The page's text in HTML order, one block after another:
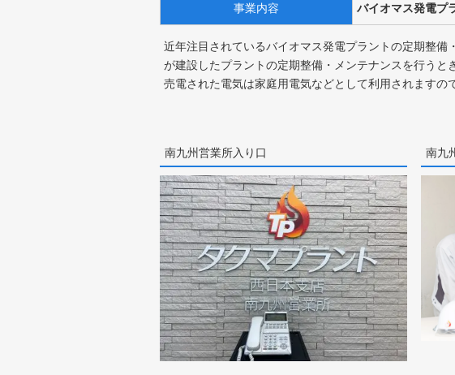
事業内容 バイオマス発電プ
近年注目されているバイオマス発電プラントの定期整備
が建設したプラントの定期整備・メンテナンスを行うと
売電された電気は家庭用電気などとして利用されますの
南九州営業所入り口 南九